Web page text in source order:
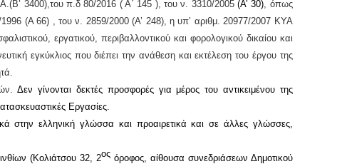
3400),του π.δ 80/2016 ( Α΄ 145 ), τουν. 3310/2005(Α’ 30) , όπως
1996 (Α 66) , του ν. 2859/2000 (Α’ 248), η υπ’ αριθμ. 20977/2007 ΚΥΑ
εργατικού, περιβαλλοντικού και φορολογικού δικαίου και
εγκύκλιος που διέπει την ανάθεση και εκτέλεση του έργου της
Δεν γίνονται δεκτές προσφορές για μέρος του αντικειμένου της
Εργασίες.
στην ελληνική γλώσσα και προαιρετικά και σε άλλες γλώσσες,
(Κολιάτσου 32, 2οςόροφος, αίθουσα συνεδριάσεων Δημοτικού